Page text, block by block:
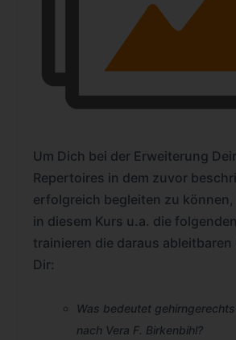
Um Dich bei der Erweiterung
Repertoires in dem zuvor
erfolgreich begleiten zu
in diesem Kurs u.a. die
trainieren die daraus
Dir:
Was bedeutet
nach Vera F. Birkenbihl?